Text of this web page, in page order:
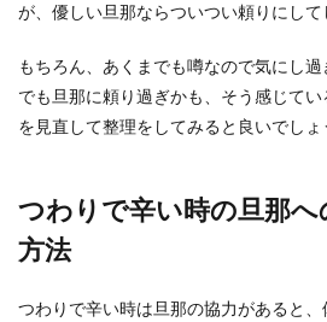
が、優しい旦那ならついつい頼りにして
もちろん、あくまでも噂なので気にし過
でも旦那に頼り過ぎかも、そう感じて
を見直して整理をしてみると良いでしょ
つわりで辛い時の旦那
方法
つわりで辛い時は旦那の協力があると